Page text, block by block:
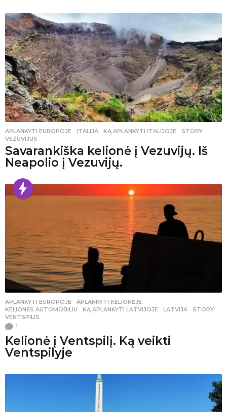
APLANKYTI EUROPOJE ITALIJA ,KĄ APLANKYTI ITALIJOJE ,STORY
VEZUVIJUS
Savarankiška kelionė į Vezuvijų. Iš
Neapolio į Vezuvijų.
APLANKYTI EUROPOJE ,APLANKYTI KELIONĖJE
KELIONĖS AUTOMOBILIU
KĄ APLANKYTI LATVIJOJE ,LATVIJA ,STORY
VENTSPILIS
1
Kelionė į Ventspilį. Ką veikti
Ventspilyje